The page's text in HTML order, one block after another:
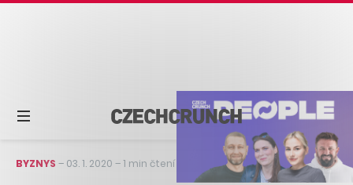
BYZNYS – 03. 1. 2020 –1 min čtení